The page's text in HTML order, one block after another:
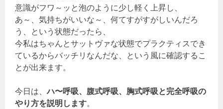
意識がフワ～ッと泡のように少し軽く上昇し、
あ～、気持ちがいいな～、何てすがすがしいんだろ
う、という状態だったら、
今私はちゃんとサットヴァな状態でプラクティスでき
ているからバッチリなんだな、という風に確認するこ
とが出来ます。
今日は、ハ〜呼吸、腹式呼吸、胸式呼吸と完全呼吸の
やり方を説明します。